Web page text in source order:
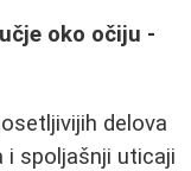
oko očiju -
delova
i spoljašnji uticaji